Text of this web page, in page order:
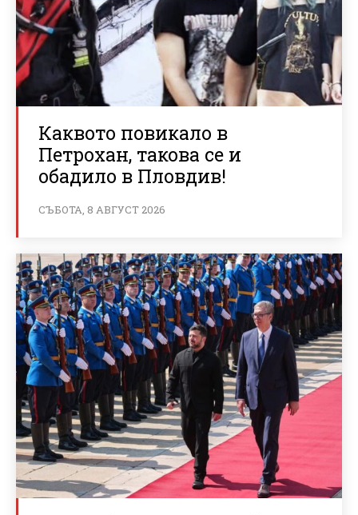
Каквото повикало в
Петрохан, такова се и
обадило в Пловдив!
СЪБОТА, 8 АВГУСТ 2026